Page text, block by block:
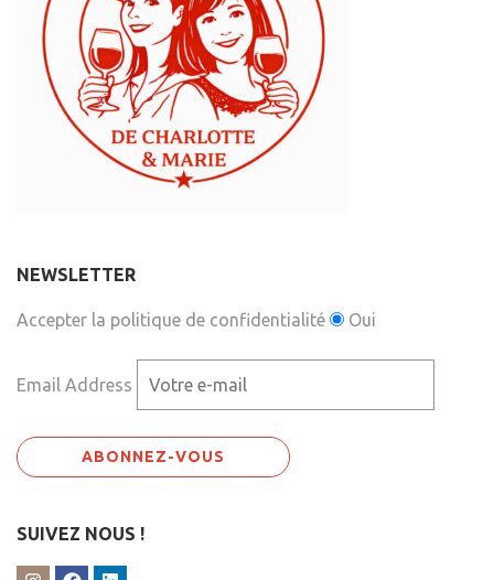
NEWSLETTER
Accepter la politique de confidentialité Oui
Email Address
SUIVEZ NOUS !